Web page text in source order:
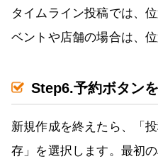
タイムライン投稿では、
ベントや店舗の場合は、
Step6.予約ボタン
新規作成を終えたら、「
存」を選択します。最初